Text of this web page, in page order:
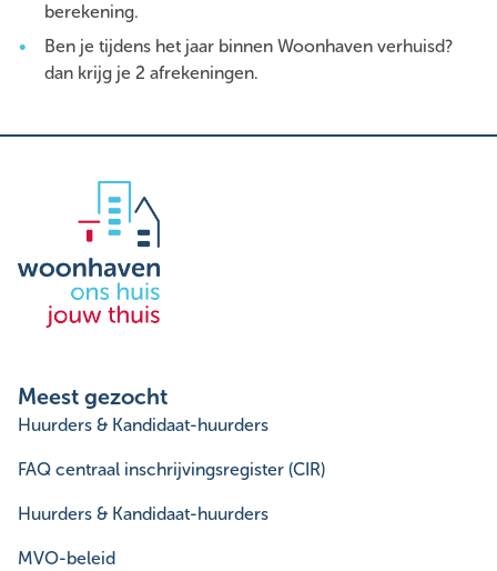
berekening.
Ben je tijdens het jaar binnen Woonhaven verhuisd?
dan krijg je 2 afrekeningen.
Meest gezocht
Huurders & Kandidaat-huurders
FAQ centraal inschrijvingsregister (CIR)
Huurders & Kandidaat-huurders
MVO-beleid